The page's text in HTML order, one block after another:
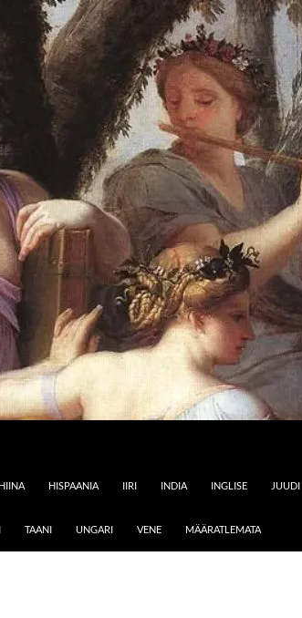
HIINA HISPAANIA IIRI INDIA INGLISE JUUDI
TAANI UNGARI VENE MÄÄRATLEMATA